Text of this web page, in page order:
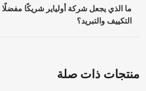
ما الذي يجعل شركة أولياير شريكًا
التكييف والتبريد؟
منتجات ذات صلة